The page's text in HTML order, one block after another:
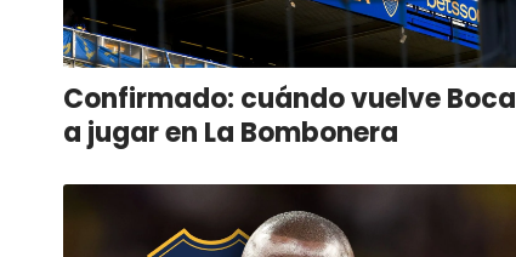
Confirmado: cuándo vuelve Boca
a jugar en La Bombonera